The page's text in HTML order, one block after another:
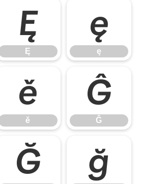
Ę
Ę
ę
ę
ě
ě
Ĝ
Ĝ
Ğ ğ